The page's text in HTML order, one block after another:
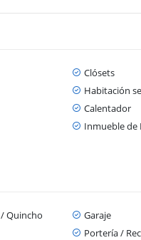
Clósets
Habitación
Calentador
Inmueble de
Quincho
Garaje
Portería /